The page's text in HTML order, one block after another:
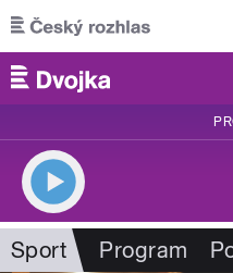
Přejít k hlavnímu obsahu
Sport Program